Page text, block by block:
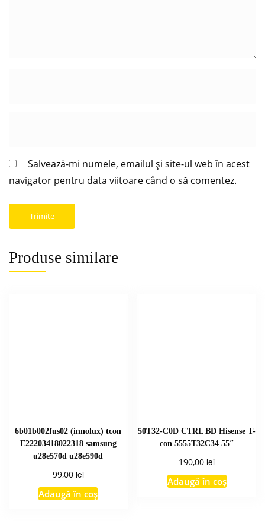
Salvează-mi numele, emailul și site-ul web în acest
navigator pentru data viitoare când o să comentez.
Produse similare
6b01b002fus02 (innolux) tcon
E22203418022318 samsung
u28e570d u28e590d
99,00 lei
Adaugă în coș
50T32-C0D CTRL BD Hisense T-
con 5555T32C34 55″
190,00 lei
Adaugă în coș